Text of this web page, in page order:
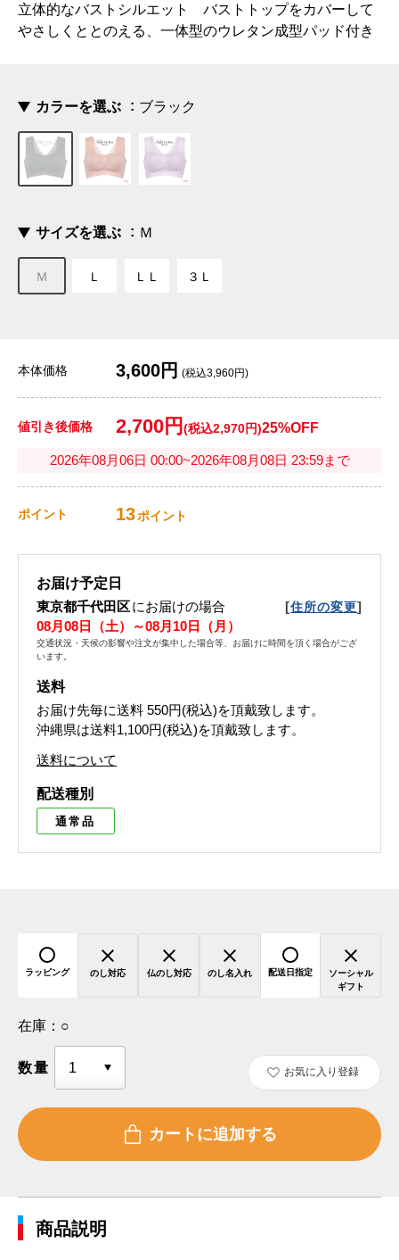
立体的なバストシルエット バストトップをカバーして
やさしくととのえる、一体型のウレタン成型パッド付き
カラーを選ぶ ブラック
サイズを選ぶ Ｍ
Ｍ Ｌ ＬＬ ３Ｌ
本体価格 3,600円 (税込3,960円)
値引き後価格 2,700円 (税込2,970円)25%OFF
2026年08月06日 00:00~2026年08月08日 23:59まで
ポイント 13ポイント
お届け予定日
東京都千代田区にお届けの場合 [住所の変更]
08月08日（土）～08月10日（月）
交通状況・天候の影響や注文が集中した場合等、お届けに時間を頂く場合がござ
います。
送料
お届け先毎に送料 550円(税込)を頂戴致します。
沖縄県は送料1,100円(税込)を頂戴致します。
送料について
配送種別
通常品
ラッピング のし対応 仏のし対応 のし名入れ 配送日指定
ソーシャル
ギフト
在庫： ○
数量 お気に入り登録
商品説明